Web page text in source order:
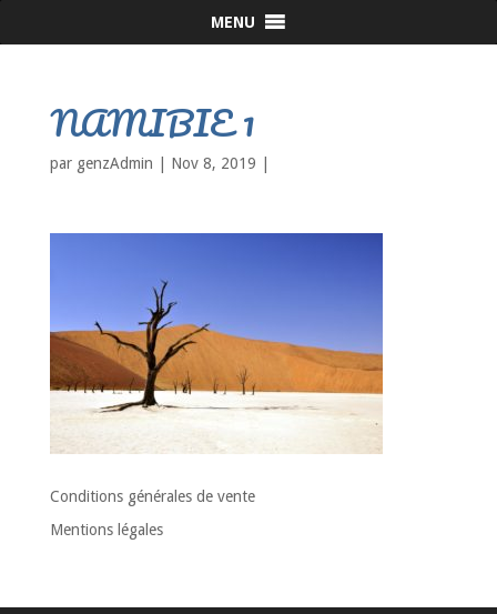
MENU
NAMIBIE 1
par genzAdmin Nov 8, 2019
Conditions générales de vente
Mentions légales